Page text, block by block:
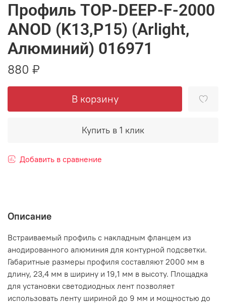
Профиль TOP-DEEP-F-2000
ANOD (K13,P15) (Arlight,
Алюминий) 016971
880 ₽
В корзину
Купить в 1 клик
Добавить в сравнение
Описание
Встраиваемый профиль с накладным фланцем из
анодированного алюминия для контурной подсветки.
Габаритные размеры профиля составляют 2000 мм в
длину, 23,4 мм в ширину и 19,1 мм в высоту. Площадка
для установки светодиодных лент позволяет
использовать ленту шириной до 9 мм и мощностью до